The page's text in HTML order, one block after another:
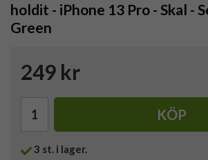
holdit - iPhone 13 Pro - Skal -
Green
249 kr
KÖP
3 st. i lager.